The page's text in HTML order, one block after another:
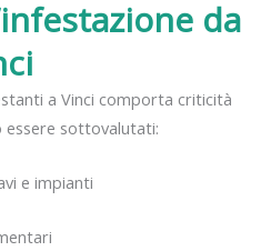
da
a Vinci comporta criticità
essere sottovalutati:
e impianti